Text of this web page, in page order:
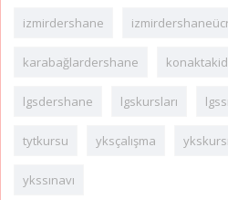
izmirdershane
karabağlardershane
lgsdershane lgskursları
tytkursu yksçalışma
ykssınavı